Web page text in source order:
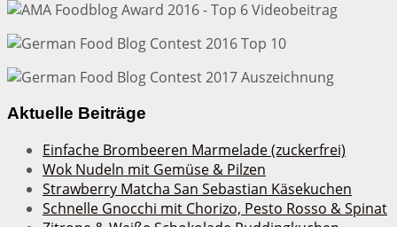
Aktuelle Beiträge
Einfache Brombeeren Marmelade (zuckerfrei)
Wok Nudeln mit Gemüse & Pilzen
Strawberry Matcha San Sebastian Käsekuchen
Schnelle Gnocchi mit Chorizo, Pesto Rosso & Spinat